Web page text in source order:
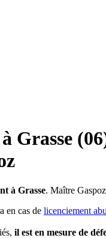
Grasse
à Grasse. Maître
en cas de licenciement
il est en mesure de